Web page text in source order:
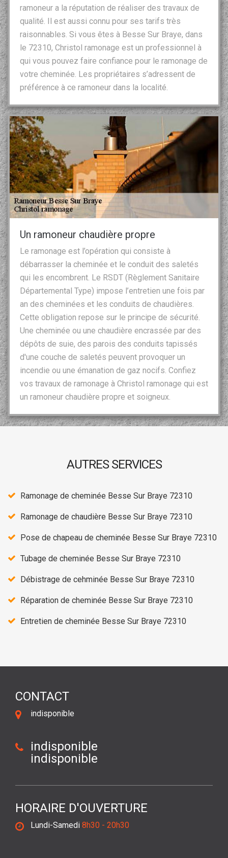
ramoneur a la réputation de réaliser des travaux de
qualité. Il est aussi connu pour ses tarifs très
raisonnables. Si vous êtes à Besse Sur Braye, dans
le 72310, Christol ramonage est un professionnel à
qui vous pouvez faire confiance pour le ramonage de
votre cheminée. Les propriétaires s’adressent de
préférence à ce ramoneur dans la localité.
Un ramoneur chaudière propre
Le ramonage est l’opération qui consiste à
débarrasser la cheminée et le conduit des saletés
qui les encombrent. Le RSDT (Règlement Sanitaire
Départemental Type) impose l’entretien une fois par
an des cheminées et les conduits de chaudières.
Cette obligation repose sur le principe de sécurité.
Une cheminée ou une chaudière encrassée par des
dépôts de suie, des parois des conduits tapissés
d'une couche de saletés peuvent provoquer un
incendie ou une émanation de gaz nocifs. Confiez
vos travaux de ramonage à Christol ramonage qui est
un ramoneur chaudière propre et soigneux.
AUTRES SERVICES
Ramonage de cheminée Besse Sur Braye 72310
Ramonage de chaudière Besse Sur Braye 72310
Pose de chapeau de cheminée Besse Sur Braye 72310
Tubage de cheminée Besse Sur Braye 72310
Débistrage de cehminée Besse Sur Braye 72310
Réparation de cheminée Besse Sur Braye 72310
Entretien de cheminée Besse Sur Braye 72310
CONTACT
indisponible
indisponible
indisponible
HORAIRE D'OUVERTURE
Lundi-Samedi 8h30 - 20h30